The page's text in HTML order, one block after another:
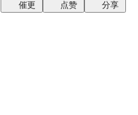
催更 点赞 分享